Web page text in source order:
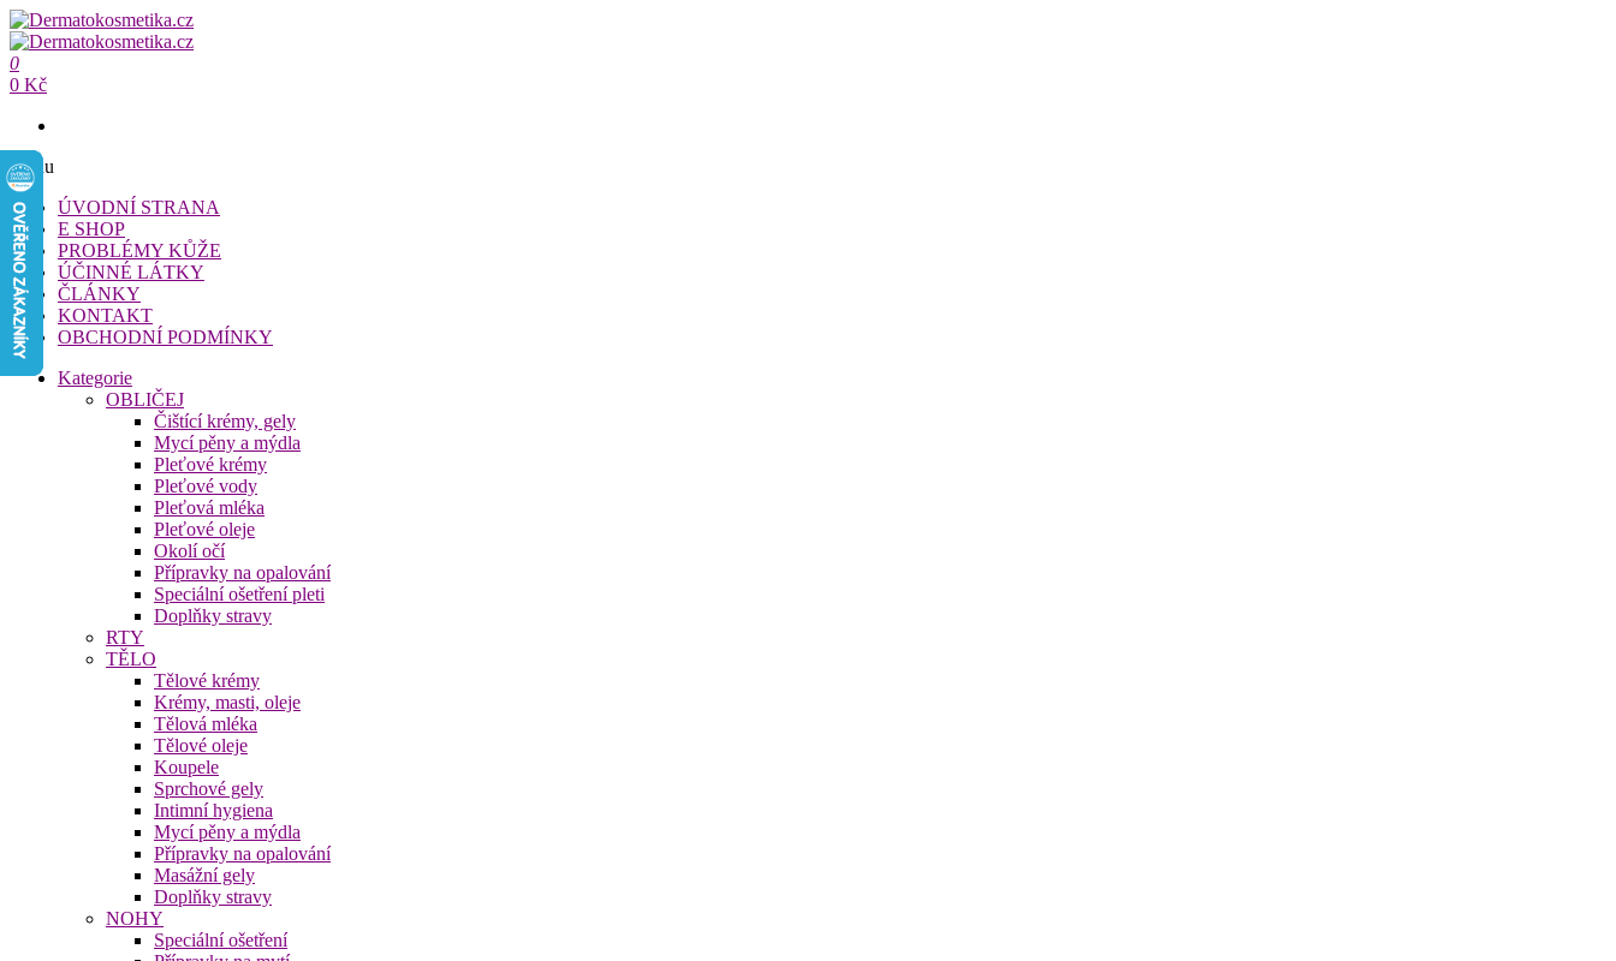
Přeskočit
na
obsah
Dermatokosmetika.cz
Dermatokosmetika.cz
0
0 Kč
Menu
ÚVODNÍ STRANA
E SHOP
PROBLÉMY KŮŽE
ÚČINNÉ LÁTKY
ČLÁNKY
KONTAKT
OBCHODNÍ PODMÍNKY
Kategorie
OBLIČEJ
Čištící krémy, gely
Mycí pěny a mýdla
Pleťové krémy
Pleťové vody
Pleťová mléka
Pleťové oleje
Okolí očí
Přípravky na opalování
Speciální ošetření pleti
Doplňky stravy
RTY
TĚLO
Tělové krémy
Krémy, masti, oleje
Tělová mléka
Tělové oleje
Koupele
Sprchové gely
Intimní hygiena
Mycí pěny a mýdla
Přípravky na opalování
Masážní gely
Doplňky stravy
NOHY
Speciální ošetření